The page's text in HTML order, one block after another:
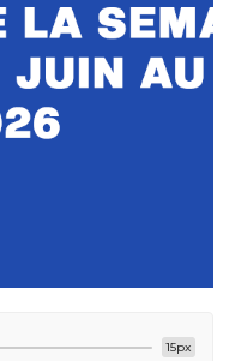
15px